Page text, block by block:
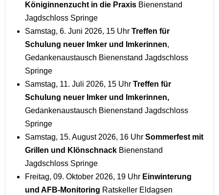
Königinnenzucht in die Praxis Bienenstand
Jagdschloss Springe
Samstag, 6. Juni 2026, 15 Uhr Treffen für
Schulung neuer Imker und Imkerinnen,
Gedankenaustausch Bienenstand Jagdschloss
Springe
Samstag, 11. Juli 2026, 15 Uhr Treffen für
Schulung neuer Imker und Imkerinnen,
Gedankenaustausch Bienenstand Jagdschloss
Springe
Samstag, 15. August 2026, 16 Uhr Sommerfest mit
Grillen und Klönschnack Bienenstand
Jagdschloss Springe
Freitag, 09. Oktober 2026, 19 Uhr Einwinterung
und AFB-Monitoring Ratskeller Eldagsen